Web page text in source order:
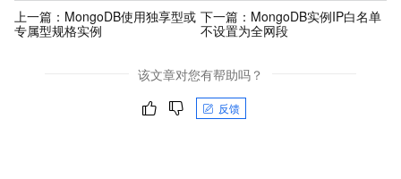
上一篇： MongoDB使用独享型或
专属型规格实例
下一篇： MongoDB实例IP白名单
不设置为全网段
该文章对您有帮助吗？
反馈